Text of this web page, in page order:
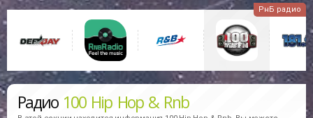
РнБ радио
Радио 100 Hip Hop & Rnb